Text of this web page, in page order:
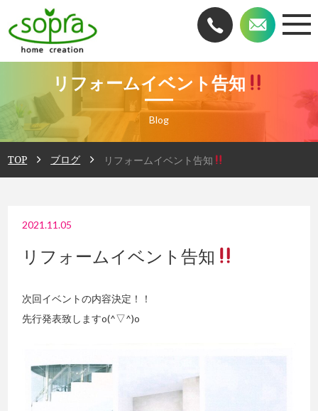
リフォームイベント告知
Blog
TOP ブログ リフォームイベント告知
2021.11.05
リフォームイベント告知
次回イベントの内容決定！！
先行発表致しますo(^▽^)o